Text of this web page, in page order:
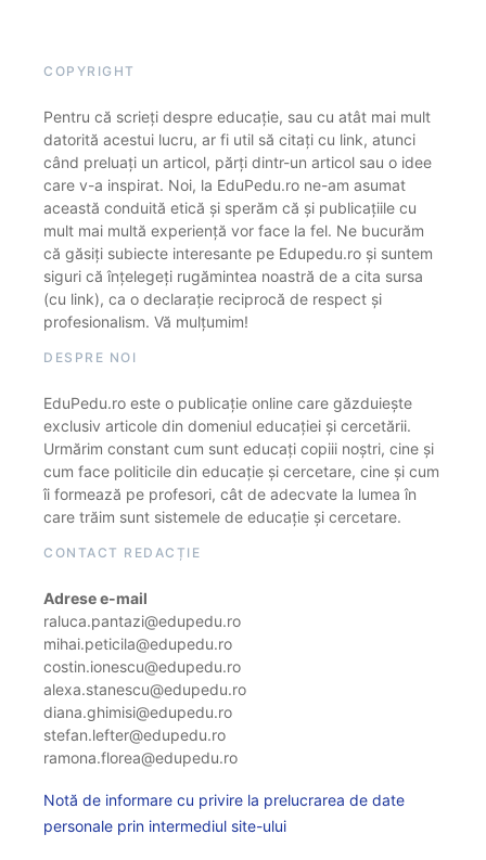
COPYRIGHT
Pentru că scrieți despre educație, sau cu atât mai mult
datorită acestui lucru, ar fi util să citați cu link, atunci
când preluați un articol, părți dintr-un articol sau o idee
care v-a inspirat. Noi, la EduPedu.ro ne-am asumat
această conduită etică și sperăm că și publicațiile cu
mult mai multă experiență vor face la fel. Ne bucurăm
că găsiți subiecte interesante pe Edupedu.ro și suntem
siguri că înțelegeți rugămintea noastră de a cita sursa
(cu link), ca o declarație reciprocă de respect și
profesionalism. Vă mulțumim!
DESPRE NOI
EduPedu.ro este o publicație online care găzduiește
exclusiv articole din domeniul educației și cercetării.
Urmărim constant cum sunt educați copiii noștri, cine și
cum face politicile din educație și cercetare, cine și cum
îi formează pe profesori, cât de adecvate la lumea în
care trăim sunt sistemele de educație și cercetare.
CONTACT REDACȚIE
Adrese e-mail
raluca.pantazi@edupedu.ro
mihai.peticila@edupedu.ro
costin.ionescu@edupedu.ro
alexa.stanescu@edupedu.ro
diana.ghimisi@edupedu.ro
stefan.lefter@edupedu.ro
ramona.florea@edupedu.ro
Notă de informare cu privire la prelucrarea de date
personale prin intermediul site-ului